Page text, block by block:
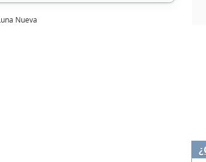
Nueva